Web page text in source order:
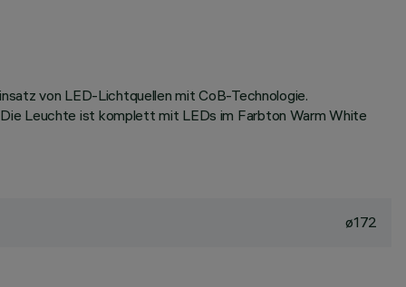
von LED-Lichtquellen mit CoB-Technologie.
Leuchte ist komplett mit LEDs im Farbton Warm White
ø172